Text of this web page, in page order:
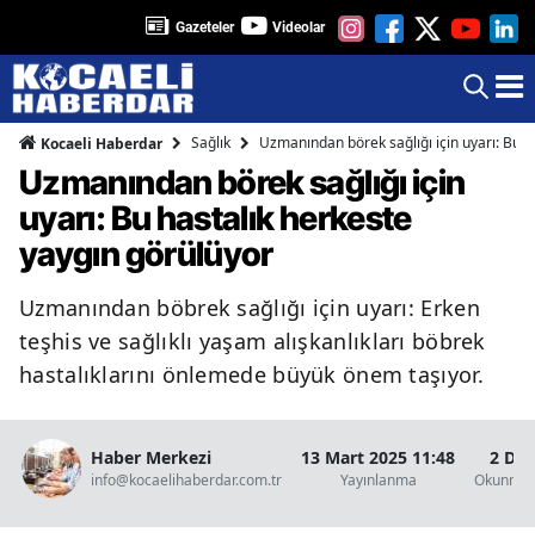
Gazeteler Videolar
Kocaeli Haberdar Sağlık Uzmanından börek sağlığı için uyarı: Bu
Uzmanından börek sağlığı için
uyarı: Bu hastalık herkeste
yaygın görülüyor
Uzmanından böbrek sağlığı için uyarı: Erken
teşhis ve sağlıklı yaşam alışkanlıkları böbrek
hastalıklarını önlemede büyük önem taşıyor.
Haber Merkezi
info@kocaelihaberdar.com.tr
13 Mart 2025 11:48
Yayınlanma
2
Okunma